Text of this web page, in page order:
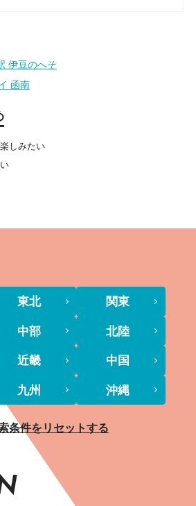
伊豆のへそ
函南
しみたい
東北 関東
中部 北陸
近畿 中国
九州 沖縄
条件をリセットする